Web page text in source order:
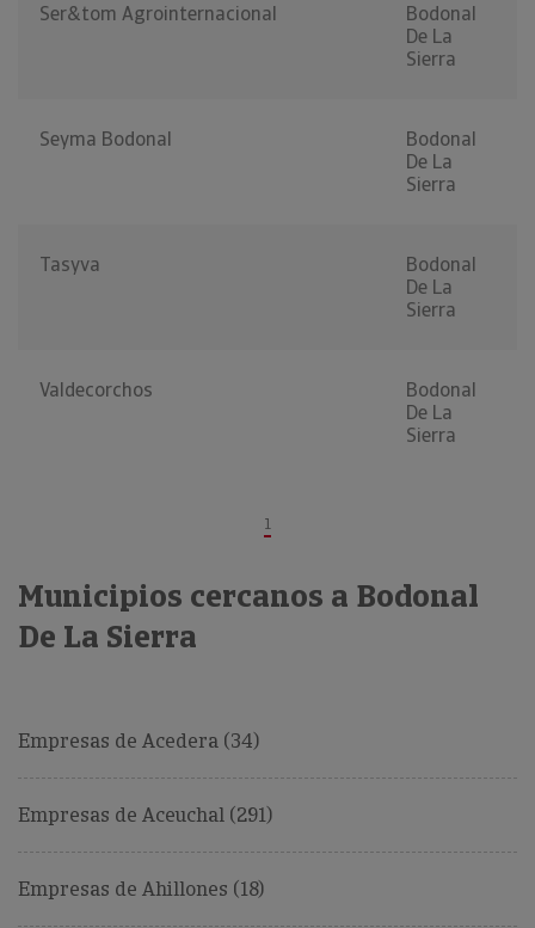
Ser&tom Agrointernacional
Bodonal
De La
Sierra
Seyma Bodonal
Bodonal
De La
Sierra
Tasyva
Bodonal
De La
Sierra
Valdecorchos
Bodonal
De La
Sierra
1
Municipios cercanos a Bodonal
De La Sierra
Empresas de Acedera (34)
Empresas de Aceuchal (291)
Empresas de Ahillones (18)